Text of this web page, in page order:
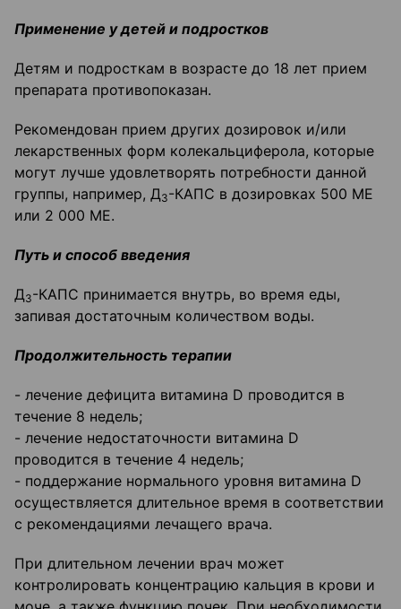
Применение у детей и подростков
Детям и подросткам в возрасте до 18 лет прием
препарата противопоказан.
Рекомендован прием других дозировок и/или
лекарственных форм колекальциферола, которые
могут лучше удовлетворять потребности данной
группы, например, Д3-КАПС в дозировках 500 ME
или 2 000 ME.
Путь и способ введения
Д3-КАПС принимается внутрь, во время еды,
запивая достаточным количеством воды.
Продолжительность терапии
- лечение дефицита витамина D проводится в
течение 8 недель;
- лечение недостаточности витамина D
проводится в течение 4 недель;
- поддержание нормального уровня витамина D
осуществляется длительное время в соответствии
с рекомендациями лечащего врача.
При длительном лечении врач может
контролировать концентрацию кальция в крови и